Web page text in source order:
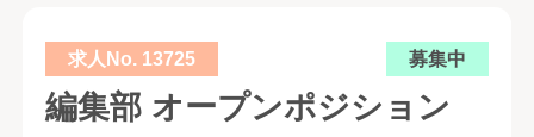
求人No. 13725 募集中
編集部 オープンポジション